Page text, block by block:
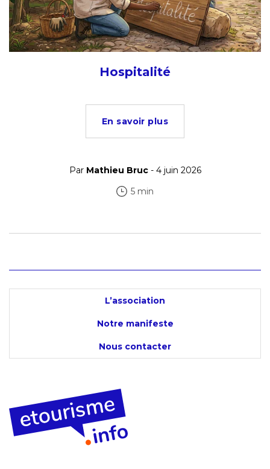
Hospitalité
En savoir plus
Par Mathieu Bruc- 4 juin 2026
5 min
L’association
Notre manifeste
Nous contacter